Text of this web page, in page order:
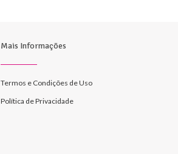
Mais Informações
Termos e Condições de Uso
Política de Privacidade